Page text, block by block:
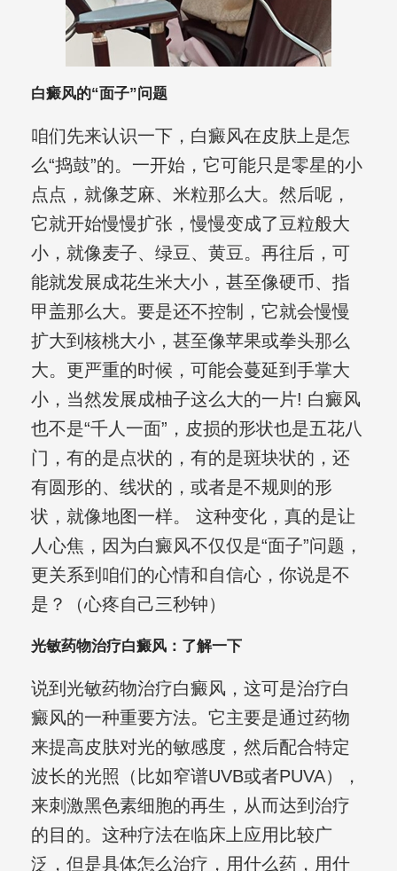
白癜风的“面子”问题
咱们先来认识一下，白癜风在皮肤上是怎
么“捣鼓”的。一开始，它可能只是零星的小
点点，就像芝麻、米粒那么大。然后呢，
它就开始慢慢扩张，慢慢变成了豆粒般大
小，就像麦子、绿豆、黄豆。再往后，可
能就发展成花生米大小，甚至像硬币、指
甲盖那么大。要是还不控制，它就会慢慢
扩大到核桃大小，甚至像苹果或拳头那么
大。更严重的时候，可能会蔓延到手掌大
小，当然发展成柚子这么大的一片! 白癜风
也不是“千人一面”，皮损的形状也是五花八
门，有的是点状的，有的是斑块状的，还
有圆形的、线状的，或者是不规则的形
状，就像地图一样。 这种变化，真的是让
人心焦，因为白癜风不仅仅是“面子”问题，
更关系到咱们的心情和自信心，你说是不
是？（心疼自己三秒钟）
光敏药物治疗白癜风：了解一下
说到光敏药物治疗白癜风，这可是治疗白
癜风的一种重要方法。它主要是通过药物
来提高皮肤对光的敏感度，然后配合特定
波长的光照（比如窄谱UVB或者PUVA），
来刺激黑色素细胞的再生，从而达到治疗
的目的。这种疗法在临床上应用比较广
泛，但是具体怎么治疗，用什么药，用什